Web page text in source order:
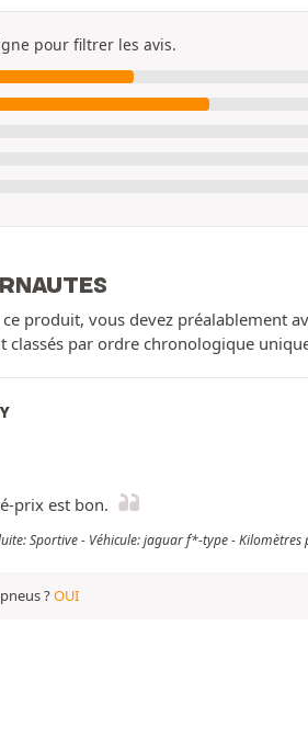
pour filtrer les avis.
produit, vous devez préalablement
classés par ordre chronologique
prix est bon.
Sportive - Véhicule: jaguar f*-type -
?OUI